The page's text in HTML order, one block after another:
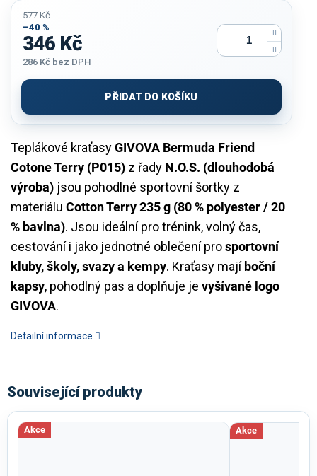
Teplákové kraťasyGIVOVA Bermuda Friend
Cotone Terry (P015) z řady N.O.S. (dlouhodobá
výroba) jsou pohodlné sportovní šortky z
materiálu Cotton Terry 235 g (80 % polyester / 20
% bavlna). Jsou ideální pro trénink, volný čas,
cestování i jako jednotné oblečení prosportovní
kluby, školy, svazy a kempy. Kraťasy mají boční
kapsy, pohodlný pas a doplňuje je vyšívané logo
GIVOVA.
Detailní informace
577 Kč
–40 %
346 Kč
286 Kč bez DPH
cena:
PŘIDAT DO KOŠÍKU
Související produkty
Akce Akce